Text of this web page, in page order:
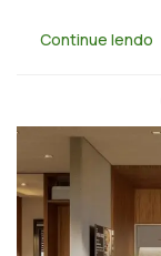
Continue lendo